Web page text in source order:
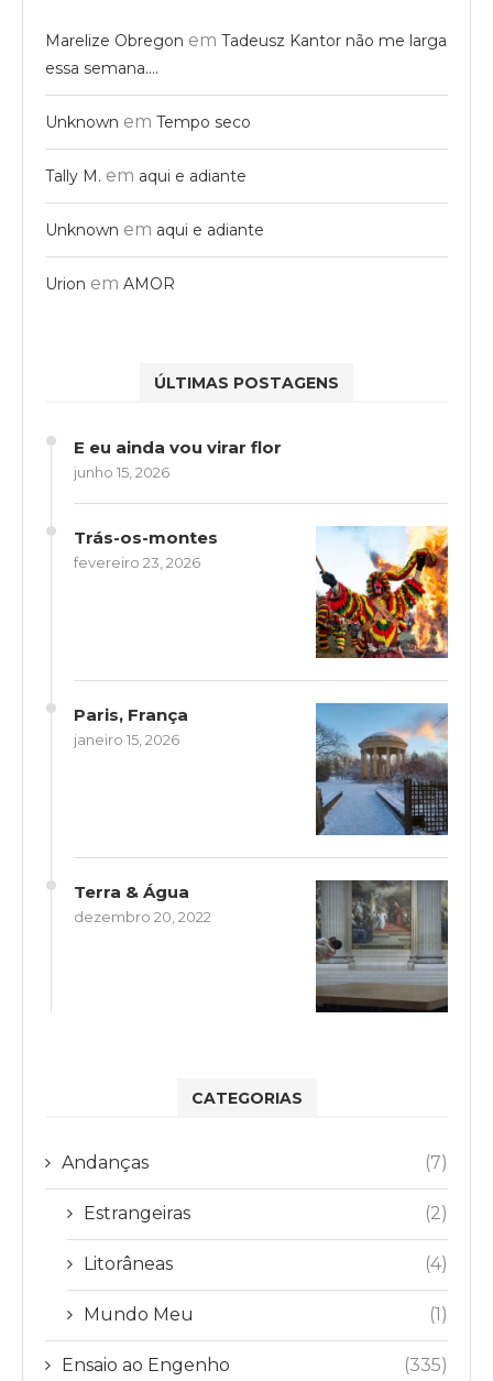
Marelize Obregon em Tadeusz Kantor não me larga
essa semana….
Unknown em Tempo seco
Tally M. em aqui e adiante
Unknown em aqui e adiante
Urion em AMOR
ÚLTIMAS POSTAGENS
E eu ainda vou virar flor
junho 15, 2026
Trás-os-montes
fevereiro 23, 2026
Paris, França
janeiro 15, 2026
Terra & Água
dezembro 20, 2022
CATEGORIAS
Andanças (7)
Estrangeiras (2)
Litorâneas (4)
Mundo Meu (1)
Ensaio ao Engenho (335)